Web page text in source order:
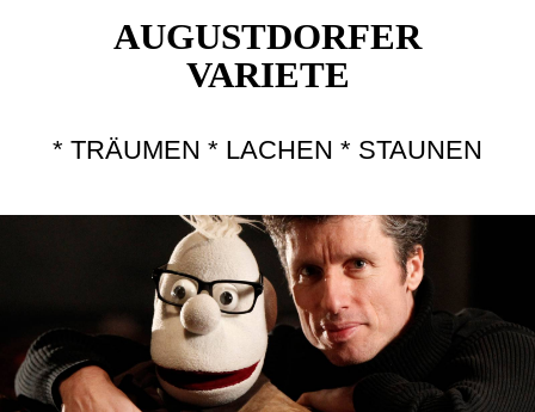
AUGUSTDORFER
VARIETE
* TRÄUMEN * LACHEN * STAUNEN